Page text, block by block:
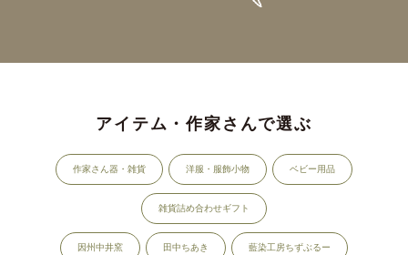
アイテム・作家さんで選ぶ
作家さん器・雑貨 洋服・服飾小物 ベビー用品
雑貨詰め合わせギフト
因州中井窯 田中ちあき 藍染工房ちずぶるー